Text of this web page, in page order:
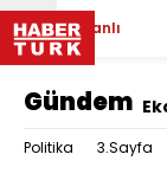
Canlı
Gündem
Politika 3.Sayfa